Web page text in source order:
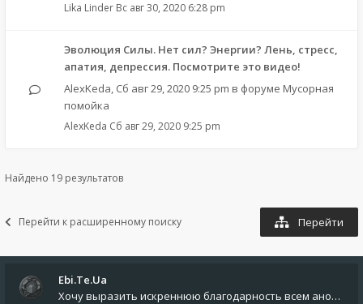
Lika Linder Вс авг 30, 2020 6:28 pm
Эволюция Силы. Нет сил? Энергии? Лень, стресс,
апатия, депрессия. Посмотрите это видео!
AlexKeda, Сб авг 29, 2020 9:25 pm в форуме Мусорная
помойка
AlexKeda Сб авг 29, 2020 9:25 pm
Найдено 19 результатов
Перейти к расширенному поиску Перейти
Ebi.Te.Ua
Хочу выразить искреннюю благодарность всем анонимным пользователям, которые поддержали наше сообщество финансово. Благод